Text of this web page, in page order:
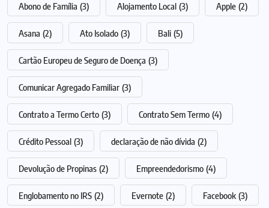
Abono de Família (3) Alojamento Local (3) Apple (2)
Asana (2) Ato Isolado (3) Bali (5)
Cartão Europeu de Seguro de Doença (3)
Comunicar Agregado Familiar (3)
Contrato a Termo Certo (3) Contrato Sem Termo (4)
Crédito Pessoal (3) declaração de não dívida (2)
Devolução de Propinas (2) Empreendedorismo (4)
Englobamento no IRS (2) Evernote (2) Facebook (3)